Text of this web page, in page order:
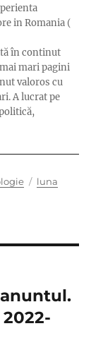
in Romania (
în continut
mari pagini
valoros cu
A lucrat pe
Tags
luna